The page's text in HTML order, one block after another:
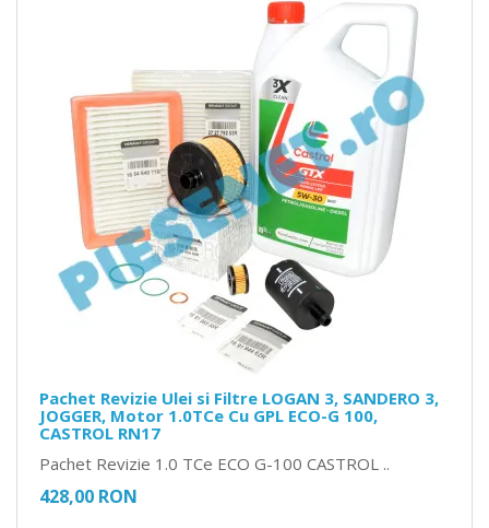
Pachet Revizie Ulei si Filtre LOGAN 3, SANDERO 3,
JOGGER, Motor 1.0TCe Cu GPL ECO-G 100,
CASTROL RN17
Pachet Revizie 1.0 TCe ECO G-100 CASTROL ..
428,00 RON